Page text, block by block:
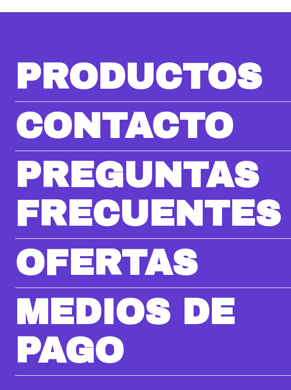
PRODUCTOS
CONTACTO
PREGUNTAS
FRECUENTES
OFERTAS
MEDIOS DE
PAGO